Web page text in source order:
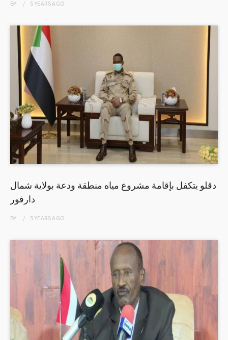
BY 5 YEARSAGO
دقلو يتكفل بإقامة مشروع مياه منطقة ودعة بولاية شمال
دارفور
BY 5 YEARSAGO